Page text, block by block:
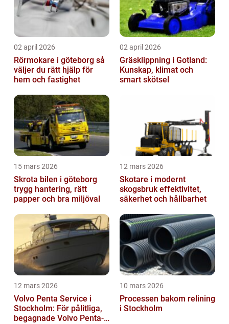
02 april 2026
Rörmokare i göteborg så
väljer du rätt hjälp för
hem och fastighet
02 april 2026
Gräsklippning i Gotland:
Kunskap, klimat och
smart skötsel
15 mars 2026
Skrota bilen i göteborg
trygg hantering, rätt
papper och bra miljöval
12 mars 2026
Skotare i modernt
skogsbruk effektivitet,
säkerhet och hållbarhet
12 mars 2026
Volvo Penta Service i
Stockholm: För pålitliga,
begagnade Volvo Penta-
10 mars 2026
Processen bakom relining
i Stockholm